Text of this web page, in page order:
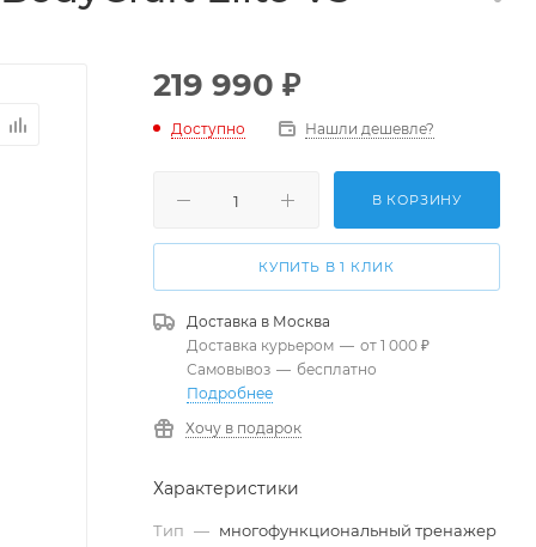
219 990 ₽
Доступно Нашли дешевле?
В КОРЗИНУ
КУПИТЬ В 1 КЛИК
Доставка в Москва
Доставка курьером — от 1 000 ₽
Самовывоз — бесплатно
Подробнее
Хочу в подарок
Характеристики
Тип — многофункциональный тренажер